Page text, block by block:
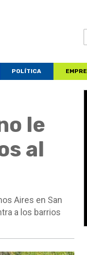
POLÍTICA
le
al
Aires en San
a los barrios